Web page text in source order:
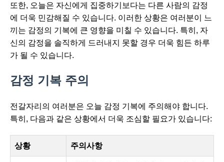
또한, 오늘은 자신에게 집중하기보다는 다른 사람의 감정
에 더욱 민감해질 수 있습니다. 이러한 상황은 여러분이 느
끼는 감정의 기복에 큰 영향을 미칠 수 있습니다. 특히, 자
신의 감정을 솔직하게 드러내지 못할 경우 더욱 힘든 하루
가 될 수 있습니다.
감정 기복 주의
전갈자리의 여러분은 오늘 감정 기복에 주의해야 합니다.
특히, 다음과 같은 상황에서 더욱 조심할 필요가 있습니다:
상황 주의사항